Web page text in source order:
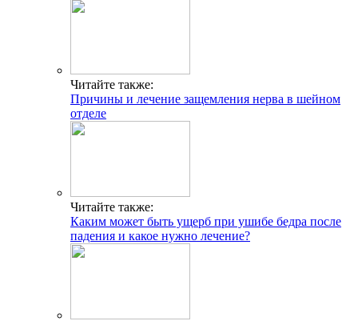
Читайте также:
Причины и лечение защемления нерва в шейном
отделе
Читайте также:
Каким может быть ущерб при ушибе бедра после
падения и какое нужно лечение?